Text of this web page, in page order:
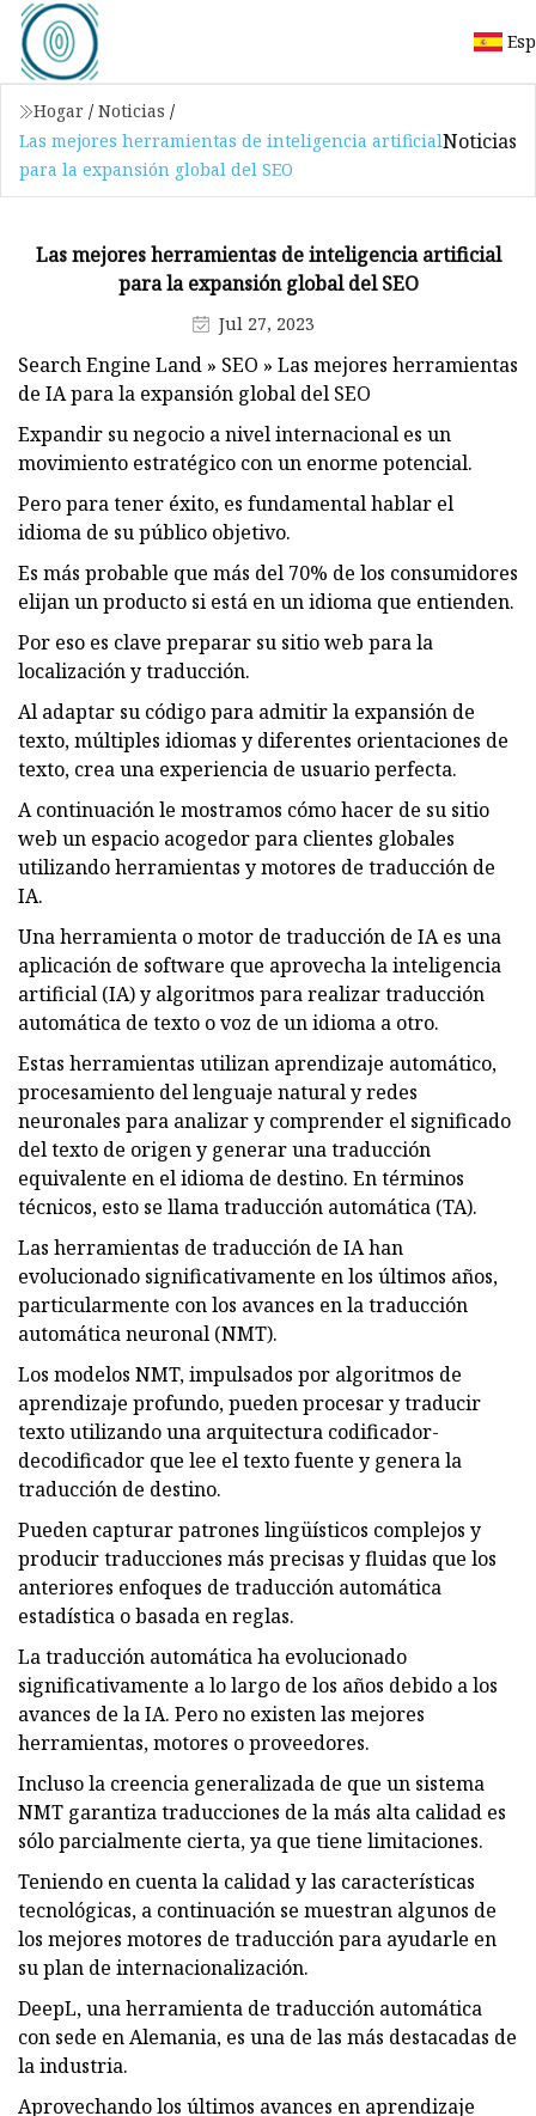
Hogar / Noticias /
Las mejores herramientas de inteligencia artificial
para la expansión global del SEO
Noticias
Las mejores herramientas de inteligencia artificial
para la expansión global del SEO
Jul 27, 2023
Search Engine Land » SEO » Las mejores herramientas
de IA para la expansión global del SEO
Expandir su negocio a nivel internacional es un
movimiento estratégico con un enorme potencial.
Pero para tener éxito, es fundamental hablar el
idioma de su público objetivo.
Es más probable que más del 70% de los consumidores
elijan un producto si está en un idioma que entienden.
Por eso es clave preparar su sitio web para la
localización y traducción.
Al adaptar su código para admitir la expansión de
texto, múltiples idiomas y diferentes orientaciones de
texto, crea una experiencia de usuario perfecta.
A continuación le mostramos cómo hacer de su sitio
web un espacio acogedor para clientes globales
utilizando herramientas y motores de traducción de
IA.
Una herramienta o motor de traducción de IA es una
aplicación de software que aprovecha la inteligencia
artificial (IA) y algoritmos para realizar traducción
automática de texto o voz de un idioma a otro.
Estas herramientas utilizan aprendizaje automático,
procesamiento del lenguaje natural y redes
neuronales para analizar y comprender el significado
del texto de origen y generar una traducción
equivalente en el idioma de destino. En términos
técnicos, esto se llama traducción automática (TA).
Las herramientas de traducción de IA han
evolucionado significativamente en los últimos años,
particularmente con los avances en la traducción
automática neuronal (NMT).
Los modelos NMT, impulsados ​​por algoritmos de
aprendizaje profundo, pueden procesar y traducir
texto utilizando una arquitectura codificador-
decodificador que lee el texto fuente y genera la
traducción de destino.
Pueden capturar patrones lingüísticos complejos y
producir traducciones más precisas y fluidas que los
anteriores enfoques de traducción automática
estadística o basada en reglas.
La traducción automática ha evolucionado
significativamente a lo largo de los años debido a los
avances de la IA. Pero no existen las mejores
herramientas, motores o proveedores.
Incluso la creencia generalizada de que un sistema
NMT garantiza traducciones de la más alta calidad es
sólo parcialmente cierta, ya que tiene limitaciones.
Teniendo en cuenta la calidad y las características
tecnológicas, a continuación se muestran algunos de
los mejores motores de traducción para ayudarle en
su plan de internacionalización.
DeepL, una herramienta de traducción automática
con sede en Alemania, es una de las más destacadas de
la industria.
Aprovechando los últimos avances en aprendizaje